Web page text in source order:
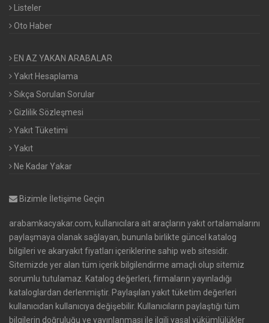
Listeler
Oto Haber
EN AZ YAKAN ARABALAR
Yakıt Hesaplama
Sıkça Sorulan Sorular
Gizlilik Sözleşmesi
Yakıt Tüketimi
Yakıt
Ne Kadar Yakar
Bizimle İletişime Geçin
arabamkacyakar.com, kullanıcılara ait araçların yakıt ortalamalarını
paylaşmaya olanak sağlayan, bununla birlikte güncel katalog
bilgileri ve akaryakıt fiyatları içeriklerine sahip web sitesidir.
Sitemizde yer alan tüm içerik bilgilendirme amaçlı olup sitemiz
sorumlu tutulamaz. Katalog değerleri, firmaların yayınladığı
kataloglardan derlenmiştir. Paylaşılan yakıt tüketim değerleri
kullanıcıdan kullanıcıya değişebilir. Kullanıcıların paylaştığı tüm
bilgilerin doğruluğu ve yayınlanması ile ilgili yasal yükümlülükler